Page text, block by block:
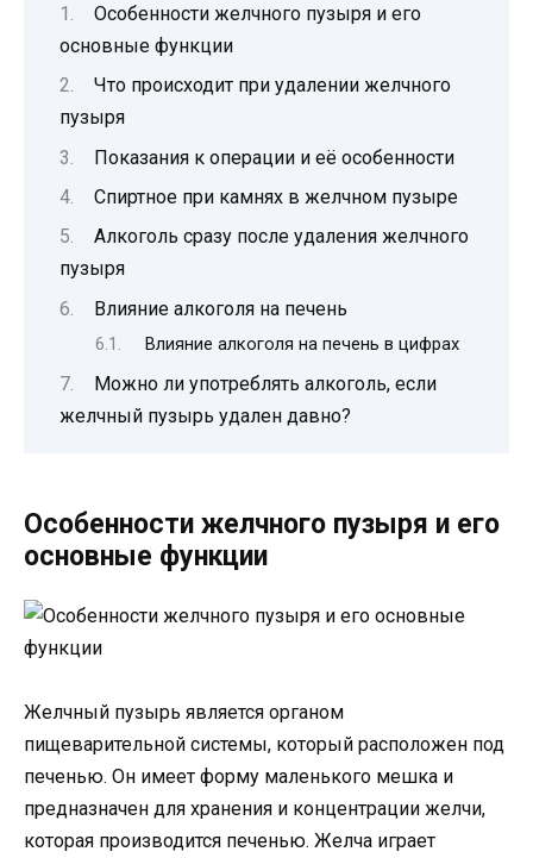
Особенности желчного пузыря и его
основные функции
Что происходит при удалении желчного
пузыря
Показания к операции и её особенности
Спиртное при камнях в желчном пузыре
Алкоголь сразу после удаления желчного
пузыря
Влияние алкоголя на печень
Влияние алкоголя на печень в цифрах
Можно ли употреблять алкоголь, если
желчный пузырь удален давно?
Особенности желчного пузыря и его
основные функции
Желчный пузырь является органом
пищеварительной системы, который расположен под
печенью. Он имеет форму маленького мешка и
предназначен для хранения и концентрации желчи,
которая производится печенью. Желча играет